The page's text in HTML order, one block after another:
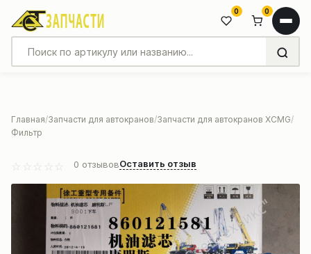
0 0
Главная Запчасти для автокранов Запчасти для автокранов XCMG
Фильтр
0 отзывовОставить отзыв